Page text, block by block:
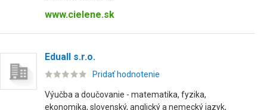
www.cielene.sk
Eduall s.r.o.
Pridať hodnotenie
Výučba a doučovanie - matematika, fyzika,
ekonomika, slovenský, anglický a nemecký jazyk,